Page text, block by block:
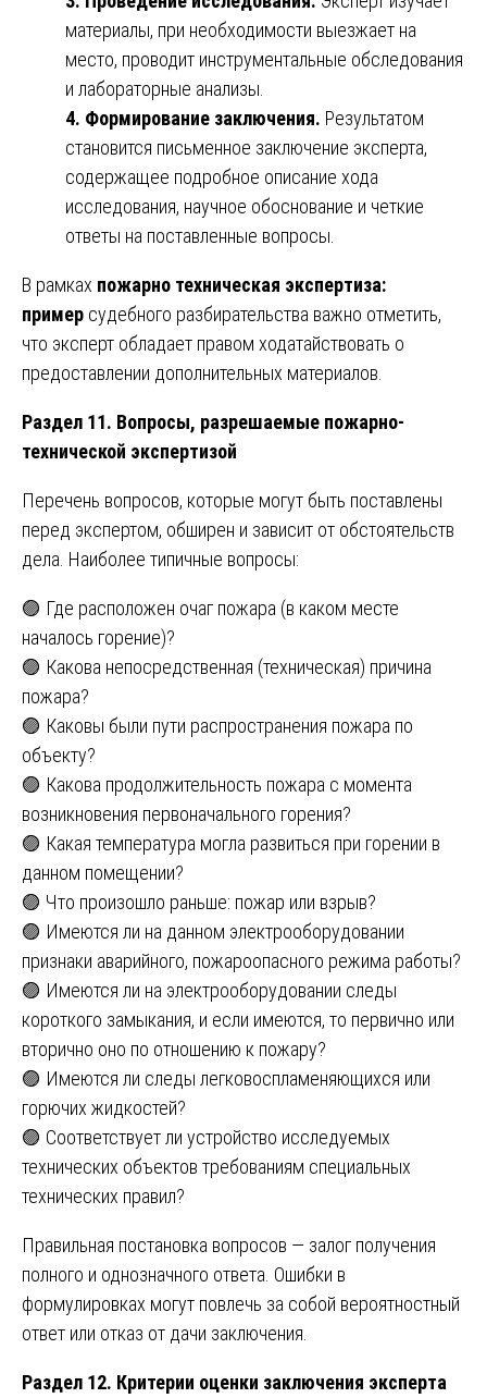
материалы, при необходимости выезжает на
место, проводит инструментальные обследования
и лабораторные анализы.
4. Формирование заключения. Результатом
становится письменное заключение эксперта,
содержащее подробное описание хода
исследования, научное обоснование и четкие
ответы на поставленные вопросы.
В рамках пожарно техническая экспертиза:
пример судебного разбирательства важно отметить,
что эксперт обладает правом ходатайствовать о
предоставлении дополнительных материалов.
Раздел 11. Вопросы, разрешаемые пожарно-
технической экспертизой
Перечень вопросов, которые могут быть поставлены
перед экспертом, обширен и зависит от обстоятельств
дела. Наиболее типичные вопросы:
🟣 Где расположен очаг пожара (в каком месте
началось горение)?
🟣 Какова непосредственная (техническая) причина
пожара?
🟣 Каковы были пути распространения пожара по
объекту?
🟣 Какова продолжительность пожара с момента
возникновения первоначального горения?
🟣 Какая температура могла развиться при горении в
данном помещении?
🟣 Что произошло раньше: пожар или взрыв?
🟣 Имеются ли на данном электрооборудовании
признаки аварийного, пожароопасного режима работы?
🟣 Имеются ли на электрооборудовании следы
короткого замыкания, и если имеются, то первично или
вторично оно по отношению к пожару?
🟣 Имеются ли следы легковоспламеняющихся или
горючих жидкостей?
🟣 Соответствует ли устройство исследуемых
технических объектов требованиям специальных
технических правил?
Правильная постановка вопросов — залог получения
полного и однозначного ответа. Ошибки в
формулировках могут повлечь за собой вероятностный
ответ или отказ от дачи заключения.
Раздел 12. Критерии оценки заключения эксперта